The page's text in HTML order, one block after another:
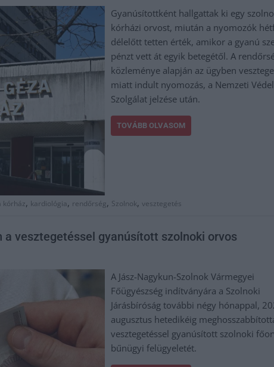
Gyanúsítottként hallgattak ki egy
kórházi orvost, miután a nyomozók
délelőtt tetten érték, amikor a gyanú
pénzt vett át egyik betegétől. A
közleménye alapján az ügyben
miatt indult nyomozás, a Nemzeti
Szolgálat jelzése után.
TOVÁBB OLVASOM
kórház, kardiológia, rendőrség, Szolnok, vesztegetés
vesztegetéssel gyanúsított szolnoki orvos
A Jász-Nagykun-Szolnok Vármegyei
Főügyészség indítványára a Szolnoki
Járásbíróság további négy hónappal,
augusztus hetedikéig
vesztegetéssel gyanúsított szolnoki
bűnügyi felügyeletét.